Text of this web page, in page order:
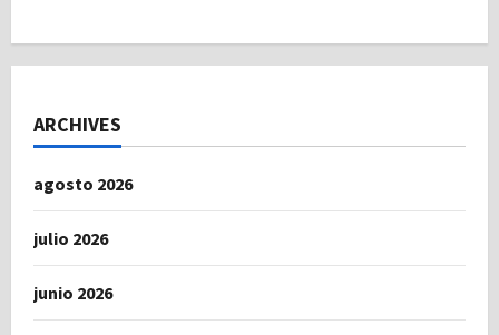
ARCHIVES
agosto 2026
julio 2026
junio 2026